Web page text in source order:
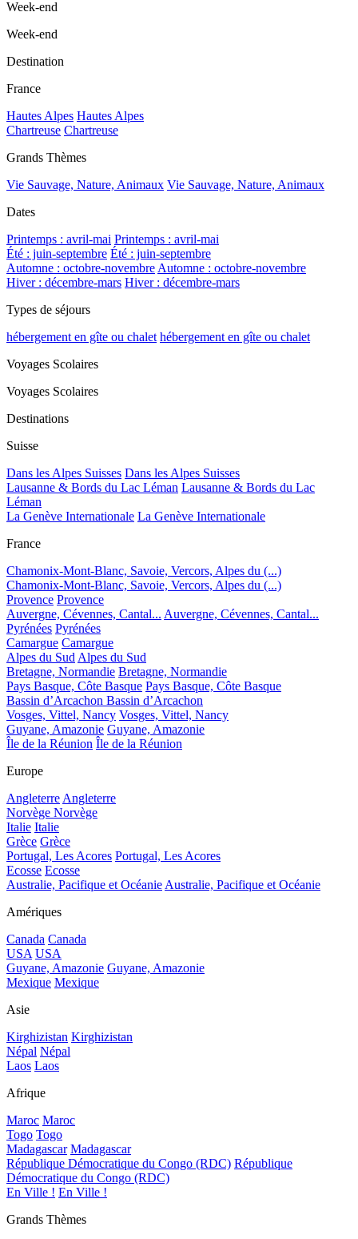
Week-end
Week-end
Destination
France
Hautes Alpes Hautes Alpes
Chartreuse Chartreuse
Grands Thèmes
Vie Sauvage, Nature, Animaux Vie Sauvage, Nature, Animaux
Dates
Printemps : avril-mai Printemps : avril-mai
Été : juin-septembre Été : juin-septembre
Automne : octobre-novembreAutomne : octobre-novembre
Hiver : décembre-mars Hiver : décembre-mars
Types de séjours
hébergement en gîte ou chalet hébergement en gîte ou chalet
Voyages Scolaires
Voyages Scolaires
Destinations
Suisse
Dans les Alpes Suisses Dans les Alpes Suisses
Lausanne & Bords du Lac Léman Lausanne & Bords du Lac
Léman
La Genève Internationale La Genève Internationale
France
Chamonix-Mont-Blanc, Savoie, Vercors, Alpes du (...)
Chamonix-Mont-Blanc, Savoie, Vercors, Alpes du (...)
Provence Provence
Auvergne, Cévennes, Cantal... Auvergne, Cévennes, Cantal...
Pyrénées Pyrénées
Camargue Camargue
Alpes du SudAlpes du Sud
Bretagne, Normandie Bretagne, Normandie
Pays Basque, Côte Basque Pays Basque, Côte Basque
Bassin d’Arcachon Bassin d’Arcachon
Vosges, Vittel, Nancy Vosges, Vittel, Nancy
Guyane, Amazonie Guyane, Amazonie
Île de la Réunion Île de la Réunion
Europe
AngleterreAngleterre
Norvège Norvège
Italie Italie
Grèce Grèce
Portugal, Les Acores Portugal, Les Acores
Ecosse Ecosse
Australie, Pacifique et OcéanieAustralie, Pacifique et Océanie
Amériques
Canada Canada
USA USA
Guyane, Amazonie Guyane, Amazonie
Mexique Mexique
Asie
Kirghizistan Kirghizistan
Népal Népal
Laos Laos
Afrique
Maroc Maroc
Togo Togo
Madagascar Madagascar
République Démocratique du Congo (RDC) République
Démocratique du Congo (RDC)
En Ville ! En Ville !
Grands Thèmes